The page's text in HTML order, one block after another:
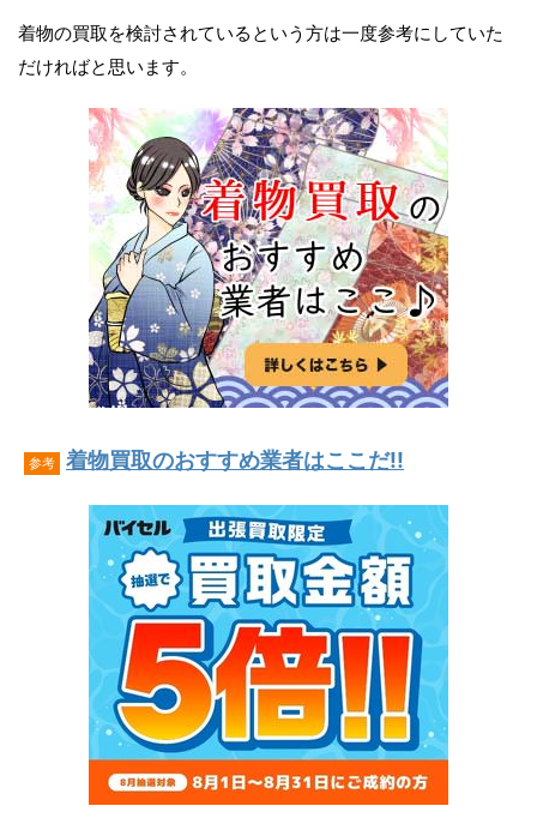
着物の買取を検討されているという方は一度参考にしていた
だければと思います。
参考 着物買取のおすすめ業者はここだ!!